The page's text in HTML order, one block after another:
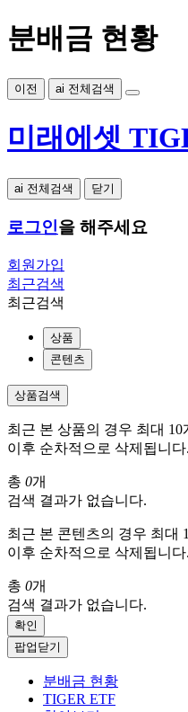
분배금 현황
이전 ai 전체검색
미래에셋
ai 전체검색 닫기
로그인을 해주세요
회원가입
최근검색
최근검색
상품
콘텐츠
상품검색
최근 본 상품의 경우 최대 10
이후 순차적으로 삭제됩니다.
총 0개
검색 결과가 없습니다.
최근 본 콘텐츠의 경우 최대
이후 순차적으로 삭제됩니다.
총 0개
검색 결과가 없습니다.
확인
팝업닫기
분배금 현황
TIGER ETF